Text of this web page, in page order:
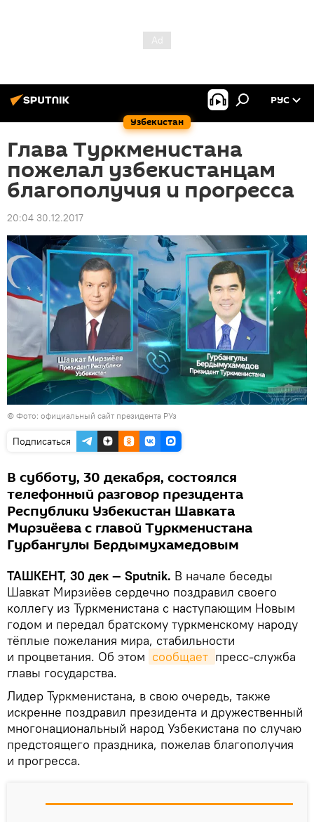
Узбекистан
РУС
Глава Туркменистана
пожелал узбекистанцам
благополучия и прогресса
20:04 30.12.2017
© Фото: официальный сайт президента РУз
Подписаться
В субботу, 30 декабря, состоялся
телефонный разговор президента
Республики Узбекистан Шавката
Мирзиёева с главой Туркменистана
Гурбангулы Бердымухамедовым
ТАШКЕНТ, 30 дек — Sputnik. В начале беседы
Шавкат Мирзиёев сердечно поздравил своего
коллегу из Туркменистана с наступающим Новым
годом и передал братскому туркменскому народу
тёплые пожелания мира, стабильности
и процветания. Об этом сообщает пресс-служба
главы государства.
Лидер Туркменистана, в свою очередь, также
искренне поздравил президента и дружественный
многонациональный народ Узбекистана по случаю
предстоящего праздника, пожелав благополучия
и прогресса.